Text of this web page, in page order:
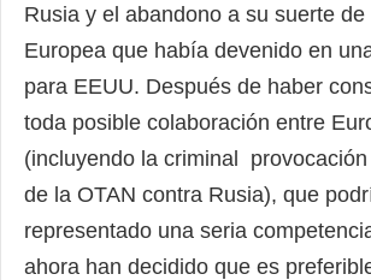
Rusia y el abandono a su suerte de
Europea que había devenido en
para EEUU. Después de haber
toda posible colaboración entre
(incluyendo la criminal
de la OTAN contra Rusia), que
representado una seria
ahora han decidido que es